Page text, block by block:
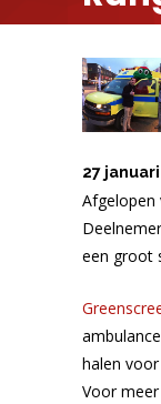
27
Afgelopen
een groot
halen
Voor